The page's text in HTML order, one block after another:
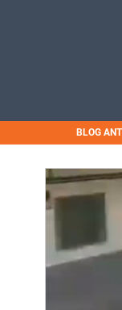
BLOG